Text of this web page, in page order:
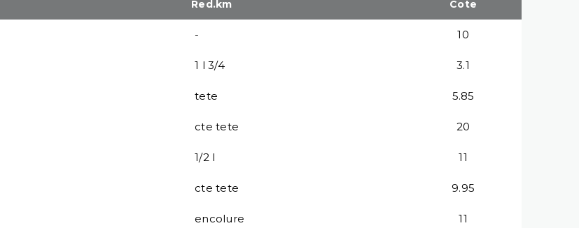
Red.km Cote
- 10
1 l 3/4 3.1
tete 5.85
cte tete 20
1/2 l 11
cte tete 9.95
encolure 11